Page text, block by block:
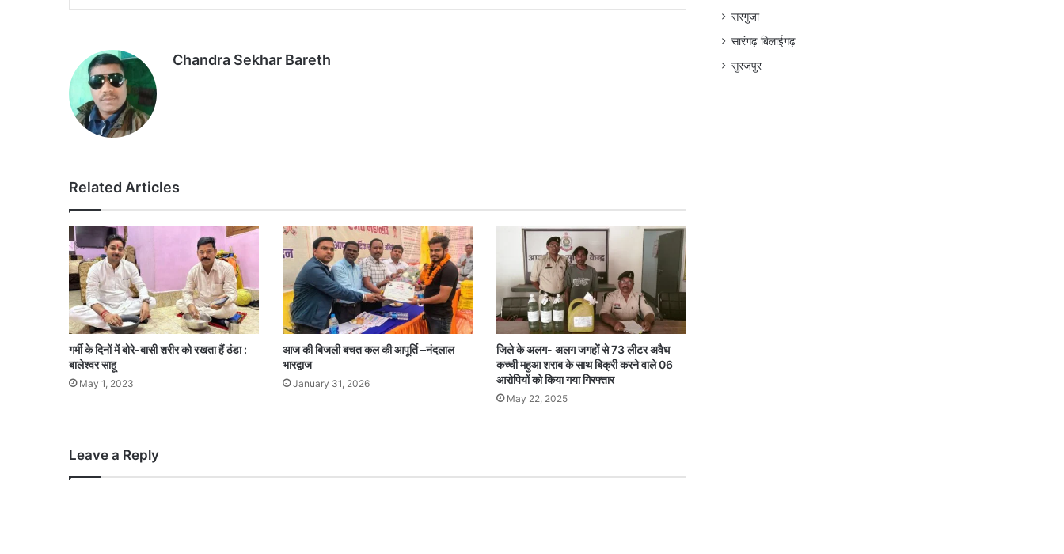
Chandra Sekhar Bareth
Related Articles
गर्मी के दिनों में बोरे-बासी शरीर को रखता हैं ठंडा :
बालेश्वर साहू
May 1, 2023
आज की बिजली बचत कल की आपूर्ति –नंदलाल
भारद्वाज
January 31, 2026
जिले के अलग- अलग जगहों से 73 लीटर अवैध
कच्ची महुआ शराब के साथ बिक्री करने वाले 06
आरोपियों को किया गया गिरफ्तार
May 22, 2025
Leave a Reply
सरगुजा
सारंगढ़ बिलाईगढ़
सुरजपुर